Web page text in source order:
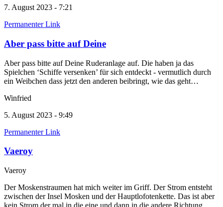
7. August 2023 - 7:21
Permanenter Link
Aber pass bitte auf Deine
Aber pass bitte auf Deine Ruderanlage auf. Die haben ja das
Spielchen ‘Schiffe versenken’ für sich entdeckt - vermutlich durch
ein Weibchen dass jetzt den anderen beibringt, wie das geht…
Winfried
5. August 2023 - 9:49
Permanenter Link
Vaeroy
Vaeroy
Der Moskenstraumen hat mich weiter im Griff. Der Strom entsteht
zwischen der Insel Mosken und der Hauptlofotenkette. Das ist aber